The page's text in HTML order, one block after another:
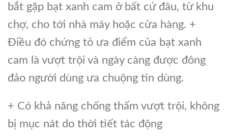
bắt gặp bạt xanh cam ở bất cứ đâu, từ khu
chợ, cho tới nhà máy hoặc cửa hàng. +
Điều đó chứng tỏ ưa điểm của bạt xanh
cam là vượt trội và ngày càng được đông
đảo người dùng ưa chuộng tin dùng.
+ Có khả năng chống thấm vượt trội, không
bị mục nát do thời tiết tác động